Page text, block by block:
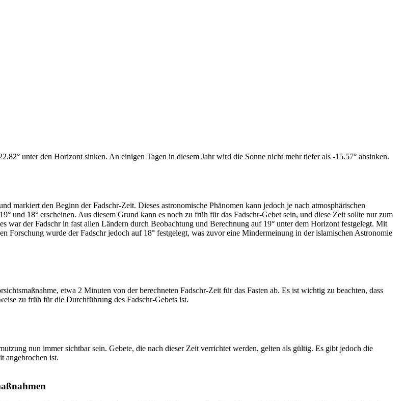
unter den Horizont sinken. An einigen Tagen in diesem Jahr wird die Sonne nicht mehr tiefer als -15.57° absinken.
markiert den Beginn der Fadschr-Zeit. Dieses astronomische Phänomen kann jedoch je nach atmosphärischen
und 18° erscheinen. Aus diesem Grund kann es noch zu früh für das Fadschr-Gebet sein, und diese Zeit sollte nur zum
war der Fadschr in fast allen Ländern durch Beobachtung und Berechnung auf 19° unter dem Horizont festgelegt. Mit
Forschung wurde der Fadschr jedoch auf 18° festgelegt, was zuvor eine Mindermeinung in der islamischen Astronomie
etwa 2 Minuten von der berechneten Fadschr-Zeit für das Fasten ab. Es ist wichtig zu beachten, dass
zu früh für die Durchführung des Fadschr-Gebets ist.
nun immer sichtbar sein. Gebete, die nach dieser Zeit verrichtet werden, gelten als gültig. Es gibt jedoch die
angebrochen ist.